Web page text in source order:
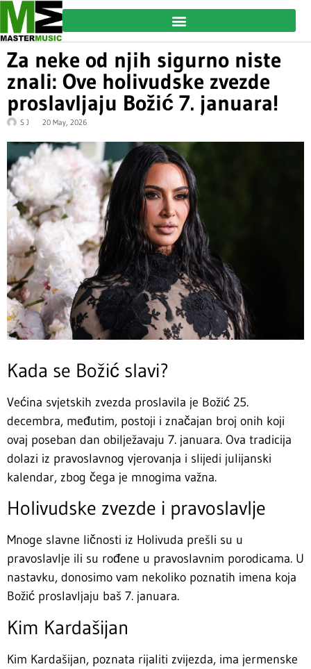
Za neke od njih sigurno niste
znali: Ove holivudske zvezde
proslavljaju Božić 7. januara!
S J 20 May, 2026
Kada se Božić slavi?
Većina svjetskih zvezda proslavila je Božić 25.
decembra, međutim, postoji i značajan broj onih koji
ovaj poseban dan obilježavaju 7. januara. Ova tradicija
dolazi iz pravoslavnog vjerovanja i slijedi julijanski
kalendar, zbog čega je mnogima važna.
Holivudske zvezde i pravoslavlje
Mnoge slavne ličnosti iz Holivuda prešli su u
pravoslavlje ili su rođene u pravoslavnim porodicama. U
nastavku, donosimo vam nekoliko poznatih imena koja
Božić proslavljaju baš 7. januara.
Kim Kardašijan
Kim Kardašijan, poznata rijaliti zvijezda, ima jermenske